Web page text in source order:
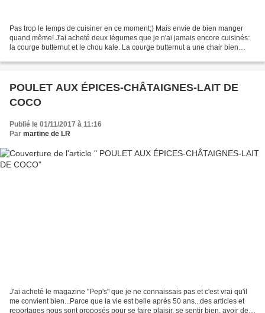
Pas trop le temps de cuisiner en ce moment;) Mais envie de bien manger
quand même! J'ai acheté deux légumes que je n'ai jamais encore cuisinés:
la courge butternut et le chou kale. La courge butternut a une chair bien
POULET AUX ÉPICES-CHÂTAIGNES-LAIT DE
COCO
Publié le 01/11/2017 à 11:16
Par martine de LR
J'ai acheté le magazine "Pep's" que je ne connaissais pas et c'est vrai qu'il
me convient bien...Parce que la vie est belle après 50 ans...des articles et
reportages nous sont proposés pour se faire plaisir, se sentir bien, avoir des